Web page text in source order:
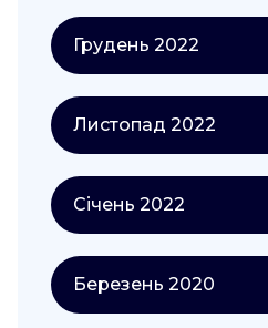
Грудень 2022
Листопад 2022
Січень 2022
Березень 2020